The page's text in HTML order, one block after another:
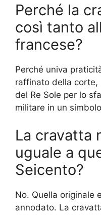
Perché la
così tanto
francese?
Perché univa
raffinato della corte,
del Re Sole per lo
militare in un
La cravatta
uguale a
Seicento?
No. Quella originale
annodato. La